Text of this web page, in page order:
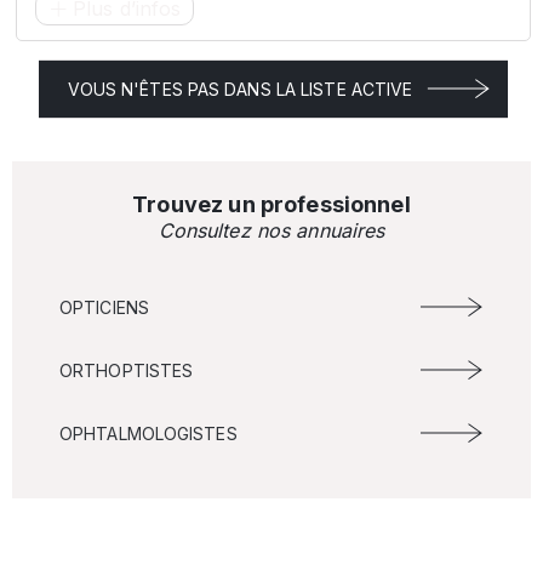
VOUS N'ÊTES PAS DANS LA LISTE ACTIVE
Trouvez un professionnel
Consultez nos annuaires
OPTICIENS
ORTHOPTISTES
OPHTALMOLOGISTES